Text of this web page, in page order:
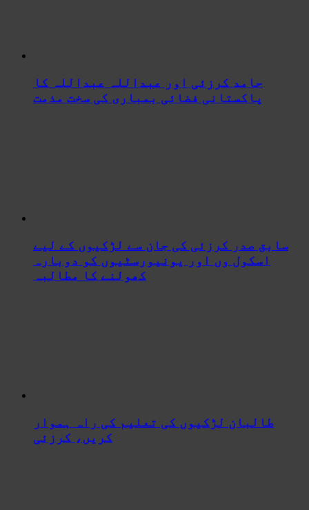
حامد کرزئی اور عبداللہ عبداللہ کا
پاکستانی فضائی بمباری کی سخت مذمت
سابق صدر کرزئی کی جان سے لڑکیوں کے لیے
اسکول وں اور یونیورسٹیوں کو دوبارہ
کھولنے کا مطالبہ
طالبان لڑکیوں کی تعلیم کی راہ ہموار
کریں، کرزئی